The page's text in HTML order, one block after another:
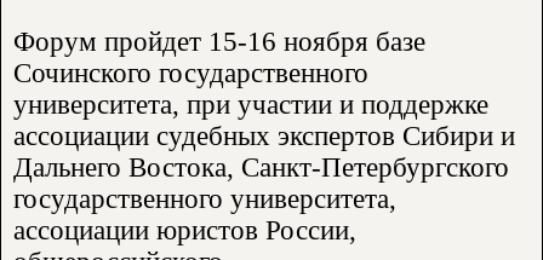
Форум пройдет 15-16 ноября базе
Сочинского государственного
университета, при участии и поддержке
ассоциации судебных экспертов Сибири и
Дальнего Востока, Санкт-Петербургского
государственного университета,
ассоциации юристов России,